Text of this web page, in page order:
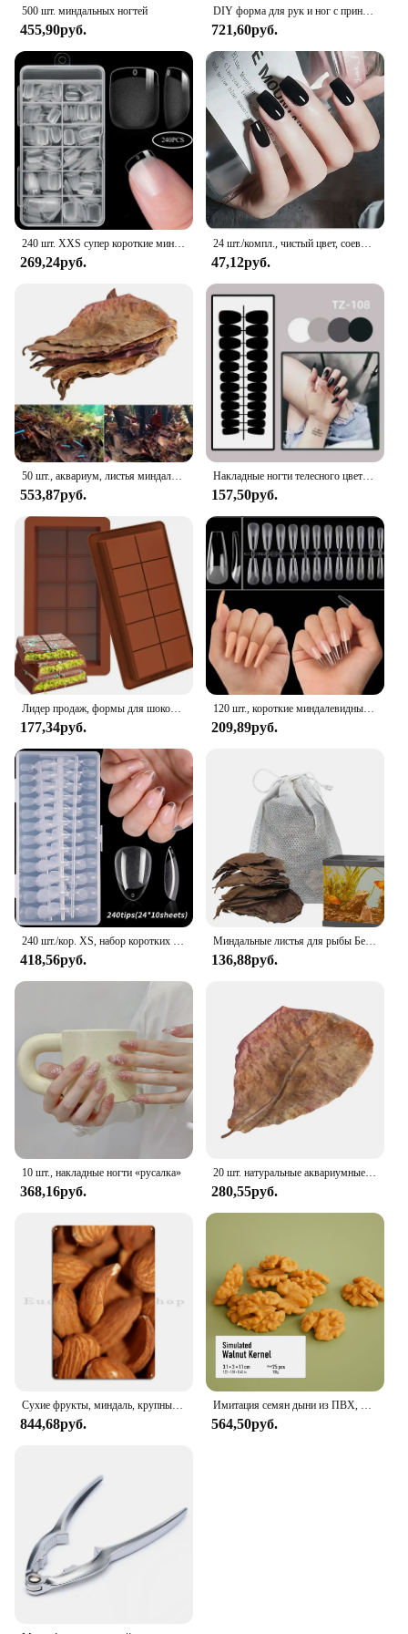
500 шт. миндальных ногтей
455,90руб.
DIY форма для рук и ног с принтом для детского сувенира, детская гипсовая форма, комплект для литья рук и ног, свадебные аксессуары для пар, домашний декор, подарки
721,60руб.
269,24руб.
24 шт./компл., чистый цвет, соевый красный миндаль, накладные кончики ногтей, съемный наконечник, накладные ногти, французский клей, акриловый пресс для ногтей
47,12руб.
553,87руб.
Накладные ногти телесного цвета с желеобразным клеем, 24 шт.
157,50руб.
177,34руб.
120 шт., короткие миндалевидные овальные накладные кончики ногтей, система расширения, скульптурный гель для ногтей с полным покрытием, французские балерины, капсулы, накладные советы
209,89руб.
418,56руб.
Миндальные листья для рыбы Бетта, кондиционер для воды, листья, аксессуары для бака для креветок для создания естественного обитания, улучшает иммунитет
136,88руб.
10 шт., накладные ногти «русалка»
368,16руб.
20 шт. натуральные аквариумные украшения из листьев кашаппы, инструменты для очистки аквариума, очистка воды, рыба из миндальных листьев
280,55руб.
Сухие фрукты, миндаль, крупный план, металлические знаки, настенная пещера, кинотеатр, создание клуба, бар, печать, жестяной знак, плакат
844,68руб.
Имитация семян дыни из ПВХ, модель Jujube, кофейных орехов, ядра, миндаль, торт, десерт, магазин, демонстрация, искусственный орех, дисплей еды
564,50руб.